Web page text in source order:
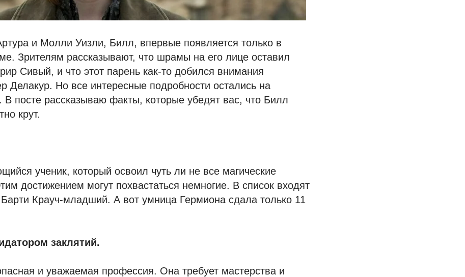
и Молли Уизли, Билл, впервые появляется только в
Зрителям рассказывают, что шрамы на его лице оставил
Сивый, и что этот парень как-то добился внимания
Делакур. Но все интересные подробности остались на
В посте рассказываю факты, которые убедят вас, что Билл
крут.
ученик, который освоил чуть ли не все магические
достижением могут похвастаться немногие. В список входят
Крауч-младший. А вот умница Гермиона сдала только 11
заклятий.
и уважаемая профессия. Она требует мастерства и